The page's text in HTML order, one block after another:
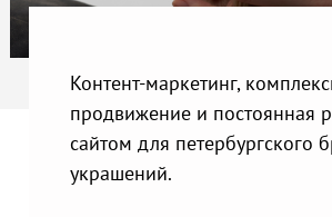
Контент-маркетинг,
продвижение и постоянная
сайтом для петербургского
украшений.